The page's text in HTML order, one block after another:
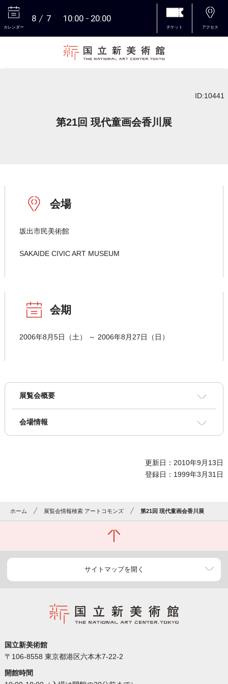
カレンダー
8 7 10:00 20:00
チケット アクセス
ID:10441
第21回 現代童画会香川展
会場
坂出市民美術館
SAKAIDE CIVIC ART MUSEUM
会期
2006年8月5日（土） ～ 2006年8月27日（日）
展覧会概要
会場情報
更新日：2010年9月13日
登録日：1999年3月31日
ホーム 展覧会情報検索 アートコモンズ 第21回 現代童画会香川展
サイトマップを開く
国立新美術館
〒106-8558 東京都港区六本木7-22-2
開館時間